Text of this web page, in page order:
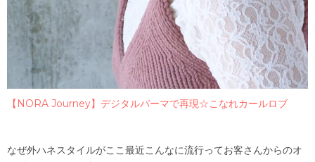
【NORA Journey】デジタルパーマで再現☆こなれカールロブ
なぜ外ハネスタイルがここ最近こんなに流行ってお客さんからのオ